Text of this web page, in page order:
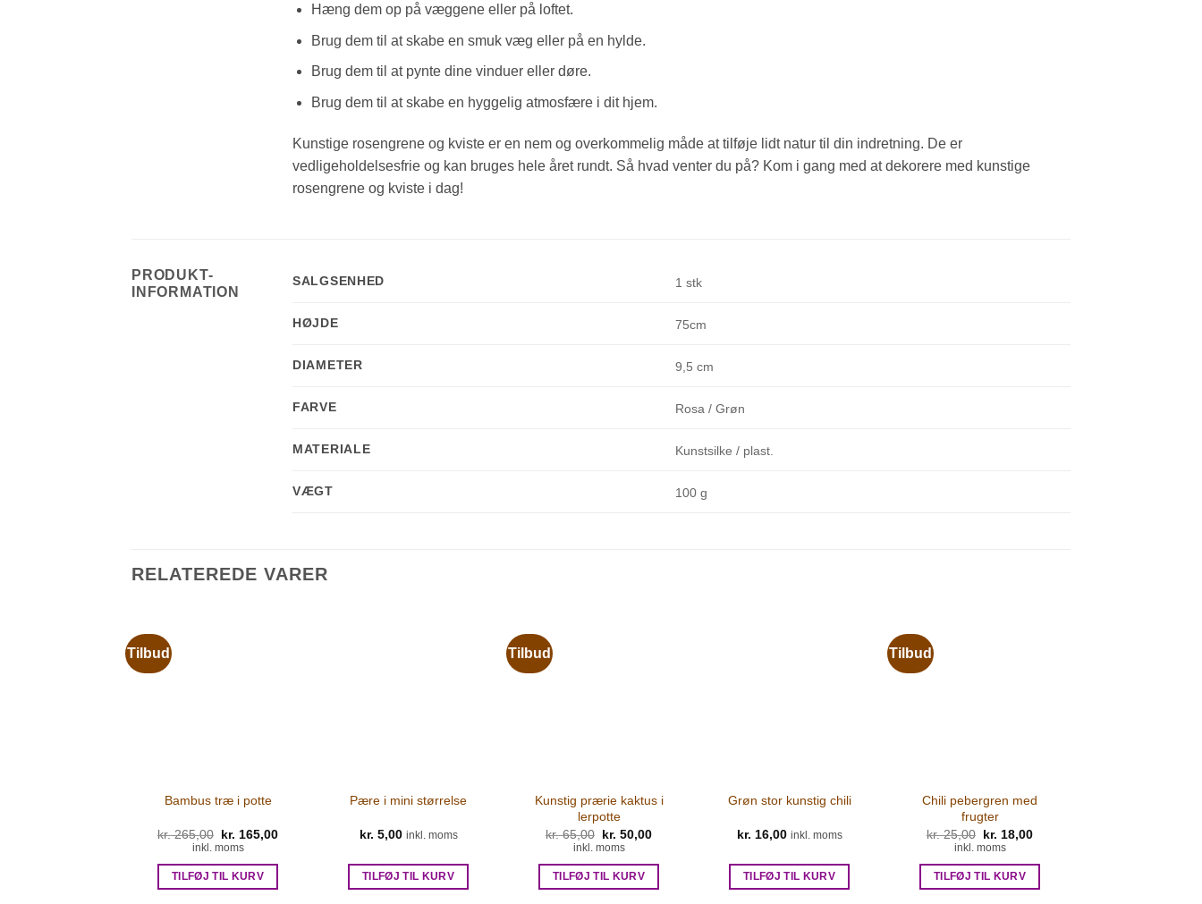
Hæng dem op på væggene eller på loftet.
Brug dem til at skabe en smuk væg eller på en hylde.
Brug dem til at pynte dine vinduer eller døre.
Brug dem til at skabe en hyggelig atmosfære i dit hjem.
Kunstige rosengrene og kviste er en nem og overkommelig måde at tilføje lidt natur til din indretning. De er
vedligeholdelsesfrie og kan bruges hele året rundt. Så hvad venter du på? Kom i gang med at dekorere med kunstige
rosengrene og kviste i dag!
PRODUKT-
INFORMATION
SALGSENHED 1 stk
HØJDE 75cm
DIAMETER 9,5 cm
FARVE Rosa / Grøn
MATERIALE Kunstsilke / plast.
VÆGT 100 g
RELATEREDE VARER
Tilbud
Bambus træ i potte
kr.265,00 Den
oprindelige
var:
kr. 265,00.
kr. 165,00
inkl. moms
TILFØJ TIL KURV
Pære i mini størrelse
kr. 5,00 inkl. moms
TILFØJ TIL KURV
Tilbud
Kunstig prærie kaktus i
lerpotte
kr.65,00 Den
oprindelige
var:
kr. 65,00.
kr. 50,00
inkl. moms
TILFØJ TIL KURV
Grøn stor kunstig chili
kr. 16,00 inkl. moms
TILFØJ TIL KURV
Tilbud
Chili pebergren med
frugter
kr.25,00 Den
oprindelige
var:
kr. 25,00.
kr. 18,00
inkl. moms
TILFØJ TIL KURV